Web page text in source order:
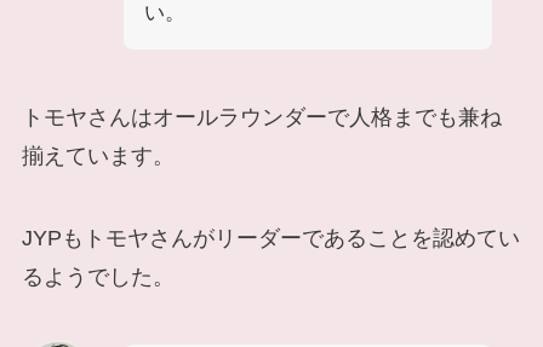
い。
トモヤさんはオールラウンダーで人格までも兼ね
揃えています。
JYPもトモヤさんがリーダーであることを認めてい
るようでした。